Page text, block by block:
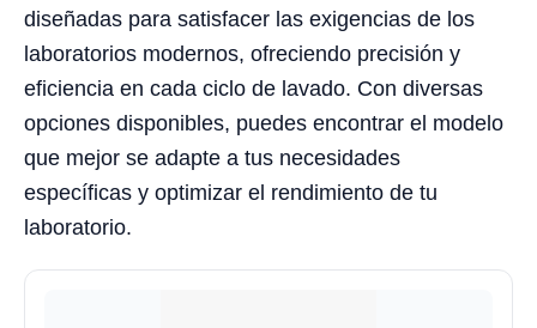
diseñadas para satisfacer las exigencias de los
laboratorios modernos, ofreciendo precisión y
eficiencia en cada ciclo de lavado. Con diversas
opciones disponibles, puedes encontrar el modelo
que mejor se adapte a tus necesidades
específicas y optimizar el rendimiento de tu
laboratorio.